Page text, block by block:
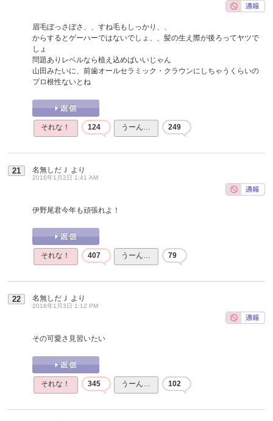
眉毛ぼっさぼさ、、すね毛もしっかり、、
からするとゲーハーではないでしょ、、髪の生え際が後ろってヤツで
しょ
問題ありレベルなら植え込めばいいじゃん
山田みたいに、前歯オールセラミック・クラウンにしちゃうくらいの
プロ根性ないとね
それな！ 124 うーん… 249
21 名無しだＪ より
2016年1月2日 1:41 AM
伊野尾君今年も頑張れよ！
それな！ 407 うーん… 79
22 名無しだＪ より
2016年1月3日 1:12 PM
その可愛さ見習いたい
それな！ 345 うーん… 102